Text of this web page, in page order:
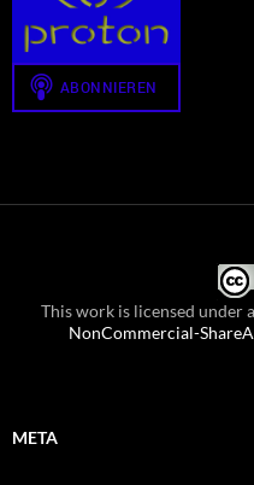
This work is licensed under a
NonCommercial-
META